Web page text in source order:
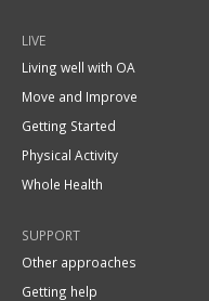
LIVE
Living well with OA
Move and Improve
Getting Started
Physical Activity
Whole Health
SUPPORT
Other approaches
Getting help